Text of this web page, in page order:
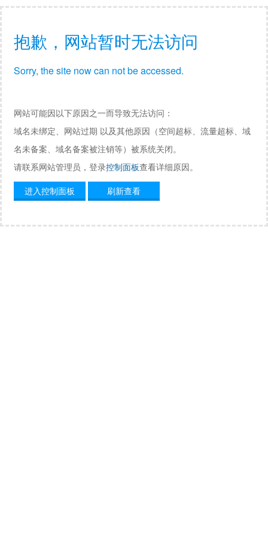
抱歉，网站暂时无法访问
Sorry, the site now can not be accessed.
网站可能因以下原因之一而导致无法访问：
域名未绑定、网站过期 以及其他原因（空间超标、流量超标、域
名未备案、域名备案被注销等）被系统关闭。
请联系网站管理员，登录控制面板查看详细原因。
进入控制面板
刷新查看